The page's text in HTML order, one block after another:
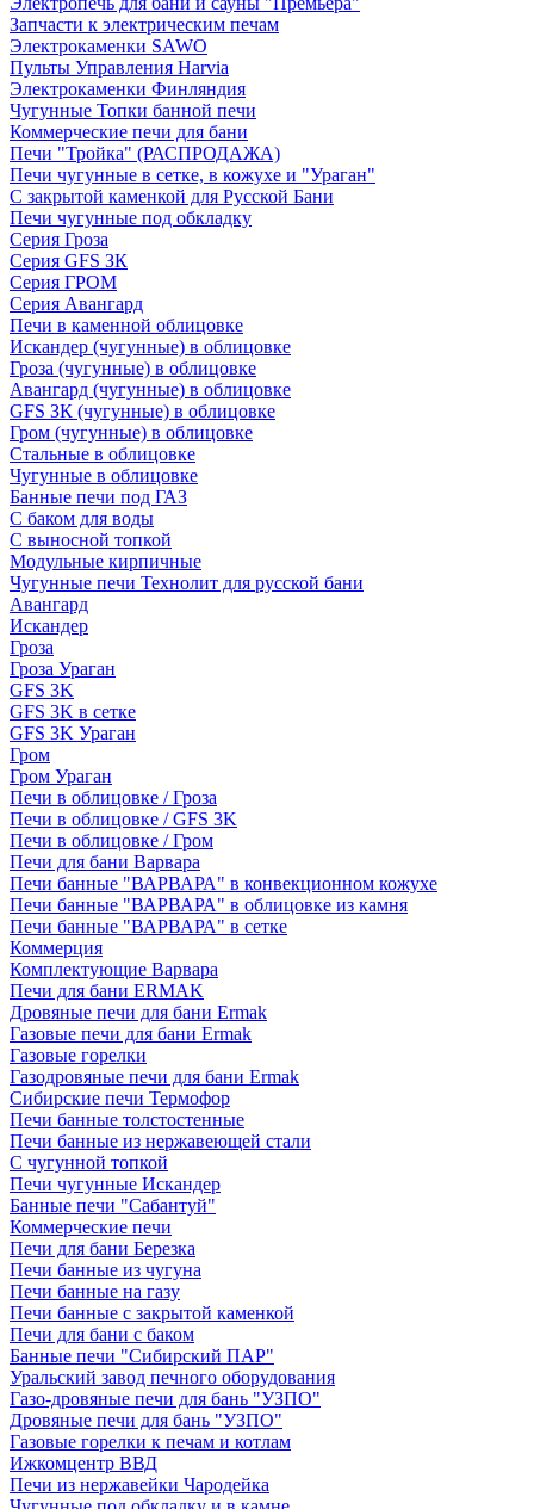
Запчасти к электрическим печам
Электрокаменки SAWO
Пульты Управления Harvia
Электрокаменки Финляндия
Чугунные Топки банной печи
Коммерческие печи для бани
Печи "Тройка" (РАСПРОДАЖА)
Печи чугунные в сетке, в кожухе и "Ураган"
С закрытой каменкой для Русской Бани
Печи чугунные под обкладку
Серия Гроза
Серия GFS ЗК
Серия ГРОМ
Серия Авангард
Печи в каменной облицовке
Искандер (чугунные) в облицовке
Гроза (чугунные) в облицовке
Авангард (чугунные) в облицовке
GFS ЗК (чугунные) в облицовке
Гром (чугунные) в облицовке
Стальные в облицовке
Чугунные в облицовке
Банные печи под ГАЗ
С баком для воды
С выносной топкой
Модульные кирпичные
Чугунные печи Технолит для русской бани
Авангард
Искандер
Гроза
Гроза Ураган
GFS 3K
GFS 3K в сетке
GFS 3K Ураган
Гром
Гром Ураган
Печи в облицовке / Гроза
Печи в облицовке / GFS 3K
Печи в облицовке / Гром
Печи для бани Варвара
Печи банные "ВАРВАРА" в конвекционном кожухе
Печи банные "ВАРВАРА" в облицовке из камня
Печи банные "ВАРВАРА" в сетке
Коммерция
Комплектующие Варвара
Печи для бани ERMAK
Дровяные печи для бани Ermak
Газовые печи для бани Ermak
Газовые горелки
Газодровяные печи для бани Ermak
Сибирские печи Термофор
Печи банные толстостенные
Печи банные из нержавеющей стали
С чугунной топкой
Печи чугунные Искандер
Банные печи "Сабантуй"
Коммерческие печи
Печи для бани Березка
Печи банные из чугуна
Печи банные на газу
Печи банные с закрытой каменкой
Печи для бани с баком
Банные печи "Сибирский ПАР"
Уральский завод печного оборудования
Газо-дровяные печи для бань "УЗПО"
Дровяные печи для бань "УЗПО"
Газовые горелки к печам и котлам
Ижкомцентр ВВД
Печи из нержавейки Чародейка